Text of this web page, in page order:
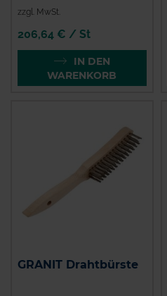
zzgl. MwSt.
206,64 € / St
IN DEN
WARENKORB
GRANIT Drahtbürste